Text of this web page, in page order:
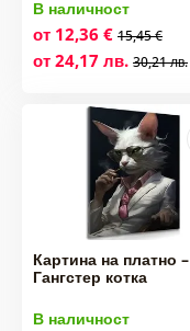
В наличност
от 12,36 € 15,45 €
от 24,17 лв. 30,21 лв.
Картина на платно –
Гангстер котка
В наличност